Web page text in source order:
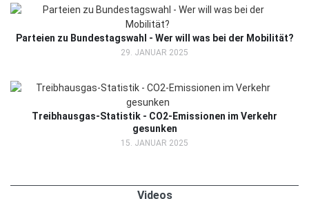
Parteien zu Bundestagswahl - Wer will was bei der Mobilität?
29. JANUAR 2025
Treibhausgas-Statistik - CO2-Emissionen im Verkehr
gesunken
15. JANUAR 2025
Videos